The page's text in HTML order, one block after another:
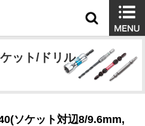
ット/ドリル
ソケット対辺8/9.6mm,